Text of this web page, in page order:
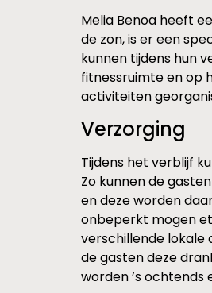
Melia Benoa heeft
de zon, is er een
kunnen tijdens hun
fitnessruimte en op
activiteiten
Verzorging
Tijdens het verblijf
Zo kunnen de
en deze worden
onbeperkt mogen
verschillende lokale
de gasten deze
worden ’s ochtends